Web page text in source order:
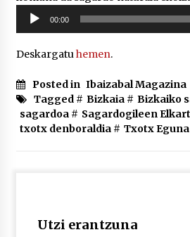
2026/07/03
Tiga, Twisted Teens,
Soinu
erreproduzigailua
00:00
Deskargatuhemen.
Posted in Ibaizabal Magazina
Tagged # Bizkaia# Bizkaiko
sagardoa# Sagardogileen
txotx denboraldia# Txotx Eguna
Utzi erantzuna